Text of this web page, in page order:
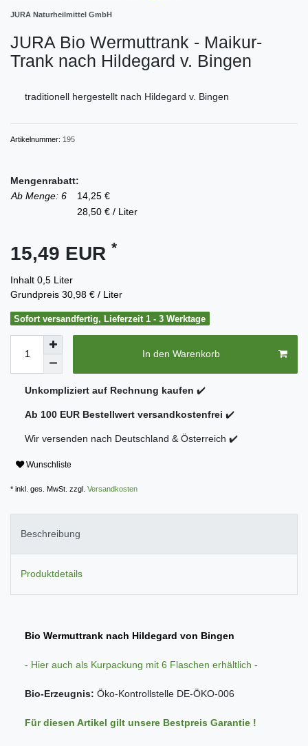
JURA Naturheilmittel GmbH
JURA Bio Wermuttrank - Maikur-
Trank nach Hildegard v. Bingen
traditionell hergestellt nach Hildegard v. Bingen
Artikelnummer: 195
Mengenrabatt:
Ab Menge: 6
14,25 €
28,50 € / Liter
15,49 EUR *
Inhalt 0,5 Liter
Grundpreis 30,98 € / Liter
Sofort versandfertig, Lieferzeit 1 - 3 Werktage
In den Warenkorb
Unkompliziert auf Rechnung kaufen ✔️
Ab 100 EUR Bestellwert versandkostenfrei ✔️
Wir versenden nach Deutschland & Österreich ✔️
Wunschliste
* inkl. ges. MwSt. zzgl. Versandkosten
Beschreibung
Produktdetails
Bio Wermuttrank nach Hildegard von Bingen
- Hier auch als Kurpackung mit 6 Flaschen erhältlich -
Bio-Erzeugnis: Öko-Kontrollstelle DE-ÖKO-006
Für diesen Artikel gilt unsere Bestpreis Garantie !